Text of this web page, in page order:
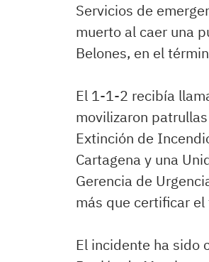
Servicios de
muerto al caer una
Belones, en el
El 1-1-2 recibía
movilizaron
Extinción de
Cartagena y una
Gerencia de
más que certificar
El incidente ha sido